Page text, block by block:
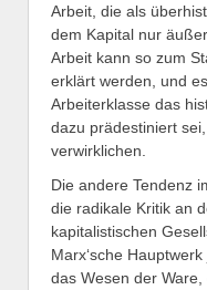
Arbeit, die als
dem Kapital nur
Arbeit kann so zum
erklärt werden, und
Arbeiterklasse das
dazu prädestiniert
verwirklichen.
Die andere Tendenz
die radikale Kritik an
kapitalistischen
Marx‘sche
das Wesen der